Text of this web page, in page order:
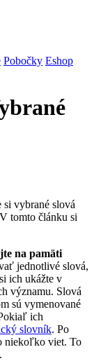
Pobočky Eshop
si vybrané slová
tomto článku si
na pamäti
jednotlivé slová,
ich ukážte v
významu. Slová
sú vymenované
ich
slovník. Po
niekoľko viet. To